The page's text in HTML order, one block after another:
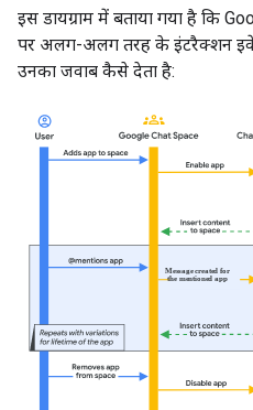
इस डायग्राम में बताया गया है कि
पर अलग-अलग तरह के इंटरैक्शन
उनका जवाब कैसे देता है: